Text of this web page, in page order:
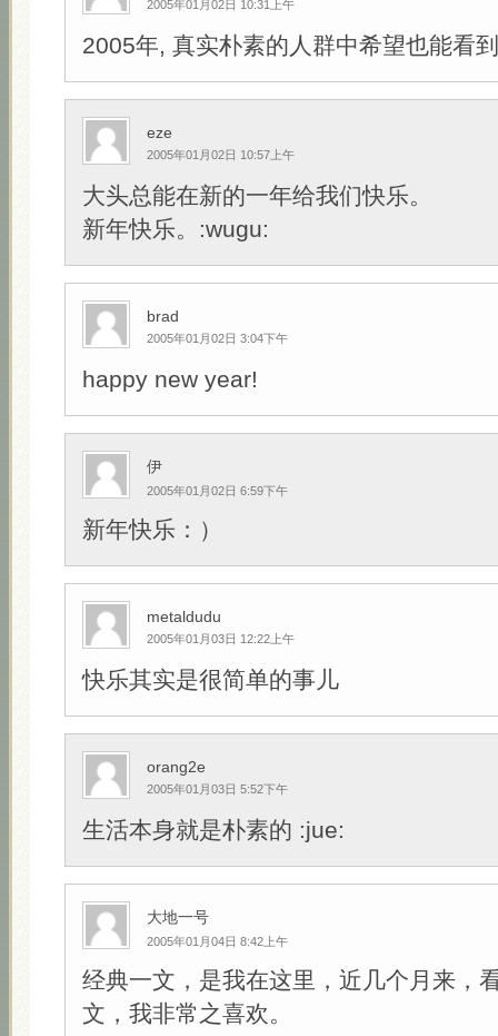
2005年01月02日 10:31上午
2005年, 真实朴素的人群中希望也能看
eze
2005年01月02日 10:57上午
大头总能在新的一年给我们快乐。
新年快乐。:wugu:
brad
2005年01月02日 3:04下午
happy new year!
伊
2005年01月02日 6:59下午
新年快乐：）
metaldudu
2005年01月03日 12:22上午
快乐其实是很简单的事儿
orang2e
2005年01月03日 5:52下午
生活本身就是朴素的 :jue:
大地一号
2005年01月04日 8:42上午
经典一文，是我在这里，近几个月来，
文，我非常之喜欢。